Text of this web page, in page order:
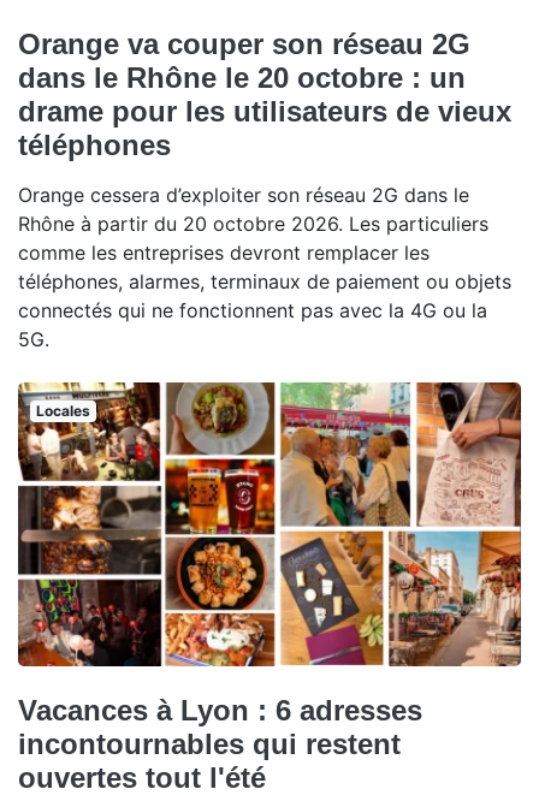
Orange va couper son réseau 2G
dans le Rhône le 20 octobre : un
drame pour les utilisateurs de vieux
téléphones
Orange cessera d’exploiter son réseau 2G dans le
Rhône à partir du 20 octobre 2026. Les particuliers
comme les entreprises devront remplacer les
téléphones, alarmes, terminaux de paiement ou objets
connectés qui ne fonctionnent pas avec la 4G ou la
5G.
Locales
Vacances à Lyon : 6 adresses
incontournables qui restent
ouvertes tout l'été